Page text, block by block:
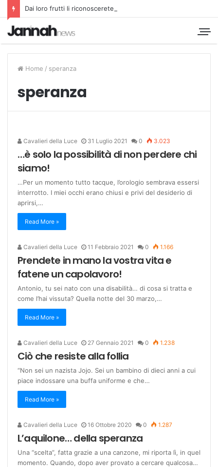
Dai loro frutti li riconoscerete
Home / speranza
speranza
Cavalieri della Luce 31 Luglio 2021 0 3.023
…è solo la possibilità di non perdere chi
siamo!
…Per un momento tutto tacque, l’orologio sembrava essersi
interrotto. I miei occhi erano chiusi e privi del desiderio di
aprirsi,…
Read More »
Cavalieri della Luce 11 Febbraio 2021 0 1.166
Prendete in mano la vostra vita e
fatene un capolavoro!
Antonio, tu sei nato con una disabilità… di cosa si tratta e
come l’hai vissuta? Quella notte del 30 marzo,…
Read More »
Cavalieri della Luce 27 Gennaio 2021 0 1.238
Ciò che resiste alla follia
“Non sei un nazista Jojo. Sei un bambino di dieci anni a cui
piace indossare una buffa uniforme e che…
Read More »
Cavalieri della Luce 16 Ottobre 2020 0 1.287
L’aquilone… della speranza
Una “scelta”, fatta grazie a una canzone, mi riporta lì, in quel
momento. Quando, dopo aver provato a cercare qualcosa…